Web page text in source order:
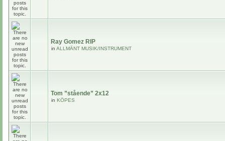
Ray Gomez RIP
in ALLMÄNT MUSIK/INSTRUMENT
Tom ”stående” 2x12
in KÖPES